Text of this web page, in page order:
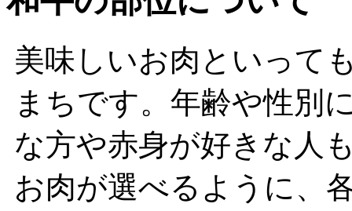
美味しいお肉といって
まちです。年齢や性別
な方や赤身が好きな人
お肉が選べるように、